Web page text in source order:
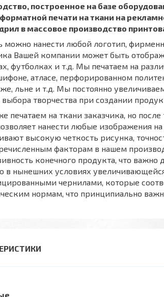
построенное на базе
печати на ткани на
в массовое производство
можно нанести любой логотип,
Вашей компании может быть
футболках и т.д. Мы печатаем на
атласе, перфорированном
льне и т.д. Мы постоянно
творчества при создании
печатаем на ткани заказчика, но
нанести любые изображения
высокую четкость рисунка,
факторам в нашем
конечного продукта, что
в нынешних условиях
чернилами, которые
нормам, что принципиально